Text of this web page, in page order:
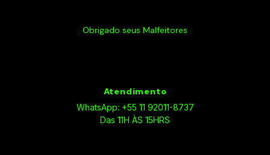
Obrigado seus Malfeitores
Atendimento
WhatsApp: +55 11 92011-8737
Das 11H ÀS 15HRS